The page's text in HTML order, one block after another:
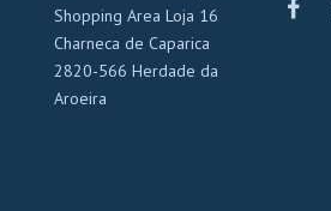
Shopping Area Loja 16
Charneca de Caparica
2820-566 Herdade da
Aroeira